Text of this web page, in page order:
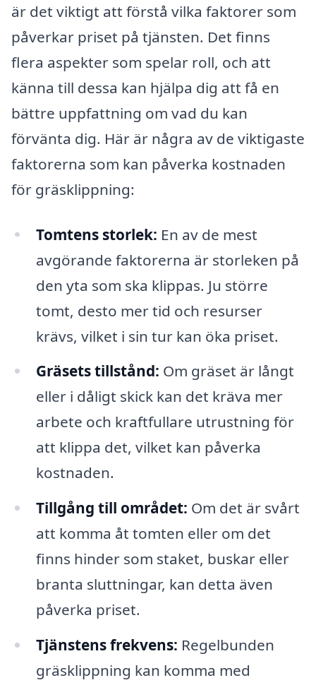
är det viktigt att förstå vilka faktorer som
påverkar priset på tjänsten. Det finns
flera aspekter som spelar roll, och att
känna till dessa kan hjälpa dig att få en
bättre uppfattning om vad du kan
förvänta dig. Här är några av de viktigaste
faktorerna som kan påverka kostnaden
för gräsklippning:
Tomtens storlek: En av de mest
avgörande faktorerna är storleken på
den yta som ska klippas. Ju större
tomt, desto mer tid och resurser
krävs, vilket i sin tur kan öka priset.
Gräsets tillstånd: Om gräset är långt
eller i dåligt skick kan det kräva mer
arbete och kraftfullare utrustning för
att klippa det, vilket kan påverka
kostnaden.
Tillgång till området: Om det är svårt
att komma åt tomten eller om det
finns hinder som staket, buskar eller
branta sluttningar, kan detta även
påverka priset.
Tjänstens frekvens: Regelbunden
gräsklippning kan komma med